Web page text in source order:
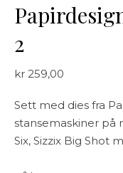
2
kr 259,00
Sett med dies fra
stansemaskiner på
Six, Sizzix Big Shot